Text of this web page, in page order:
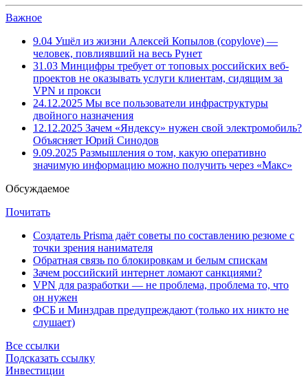
Важное
9.04 Ушёл из жизни Алексей Копылов (copylove) —
человек, повлиявший на весь Рунет
31.03 Минцифры требует от топовых российских веб-
проектов не оказывать услуги клиентам, сидящим за
VPN и прокси
24.12.2025 Мы все пользователи инфраструктуры
двойного назначения
12.12.2025 Зачем «Яндексу» нужен свой электромобиль?
Объясняет Юрий Синодов
9.09.2025 Размышления о том, какую оперативно
значимую информацию можно получить через «Макс»
Обсуждаемое
Почитать
Создатель Prisma даёт советы по составлению резюме с
точки зрения нанимателя
Обратная связь по блокировкам и белым спискам
Зачем российский интернет ломают санкциями?
VPN для разработки — не проблема, проблема то, что
он нужен
ФСБ и Минздрав предупреждают (только их никто не
слушает)
Все ссылки
Подсказать ссылку
Инвестиции